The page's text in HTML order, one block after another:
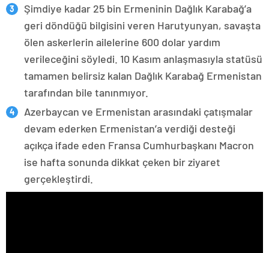
Şimdiye kadar 25 bin Ermeninin Dağlık Karabağ’a
geri döndüğü bilgisini veren Harutyunyan, savaşta
ölen askerlerin ailelerine 600 dolar yardım
verileceğini söyledi. 10 Kasım anlaşmasıyla statüsü
tamamen belirsiz kalan Dağlık Karabağ Ermenistan
tarafından bile tanınmıyor.
Azerbaycan ve Ermenistan arasındaki çatışmalar
devam ederken Ermenistan’a verdiği desteği
açıkça ifade eden Fransa Cumhurbaşkanı Macron
ise hafta sonunda dikkat çeken bir ziyaret
gerçekleştirdi.